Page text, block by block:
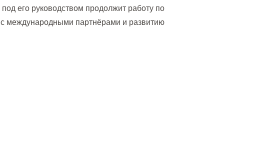
его руководством продолжит работу по
международными партнёрами и развитию